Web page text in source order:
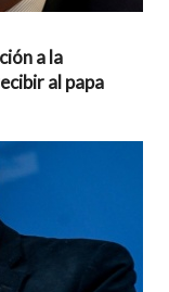
a la
al papa